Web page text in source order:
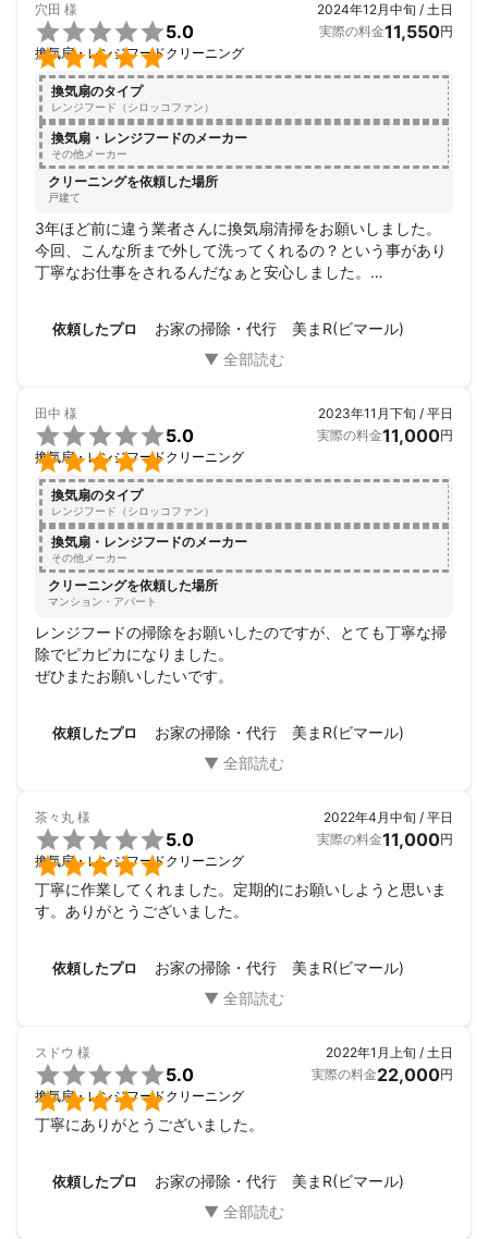
穴田 様


5.0
換気扇・レンジフードクリーニング
2024年12月中旬 / 土日
実際の料金11,550円
換気扇のタイプ
レンジフード（シロッコファン）
換気扇・レンジフードのメーカー
その他メーカー
クリーニングを依頼した場所
戸建て
3年ほど前に違う業者さんに換気扇清掃をお願いしました。
今回、こんな所まで外して洗ってくれるの？という事があり
丁寧なお仕事をされるんだなぁと安心しました。
た。
次は一年半後ぐらいがいいと教えていただいたのでまたお願
依頼したプロ お家の掃除・代行 美まR(ビマール)
田中 様


5.0
換気扇・レンジフードクリーニング
2023年11月下旬 / 平日
実際の料金11,000円
換気扇のタイプ
レンジフード（シロッコファン）
換気扇・レンジフードのメーカー
その他メーカー
クリーニングを依頼した場所
マンション・アパート
レンジフードの掃除をお願いしたのですが、とても丁寧な掃
除でピカピカになりました。
ぜひまたお願いしたいです。
依頼したプロ お家の掃除・代行 美まR(ビマール)
茶々丸 様


5.0
換気扇・レンジフードクリーニング
2022年4月中旬 / 平日
実際の料金11,000円
丁寧に作業してくれました。定期的にお願いしようと思いま
す。ありがとうございました。
依頼したプロ お家の掃除・代行 美まR(ビマール)
スドウ 様


5.0
換気扇・レンジフードクリーニング
2022年1月上旬 / 土日
実際の料金22,000円
丁寧にありがとうございました。
依頼したプロ お家の掃除・代行 美まR(ビマール)